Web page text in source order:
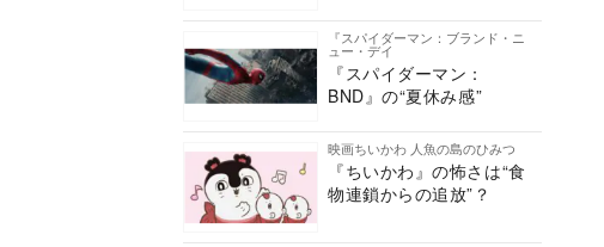
『スパイダーマン：ブランド・ニ
ュー・デイ
『スパイダーマン：
BND』の“夏休み感”
映画ちいかわ 人魚の島のひみつ
『ちいかわ』の怖さは“食
物連鎖からの追放”？